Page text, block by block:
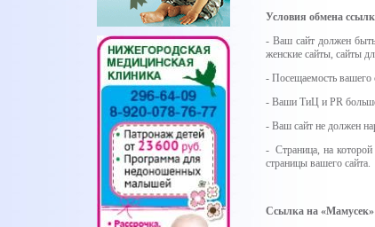
Условия обмена
- Ваш сайт должен быть
женские сайты, сайты
- Посещаемость вашего
- Ваши ТиЦ и PR
- Ваш сайт не должен
- Страница, на которой
страницы вашего сайта.
Ссылка на